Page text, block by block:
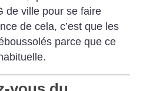
de ville pour se faire
de cela, c’est que les
parce que ce